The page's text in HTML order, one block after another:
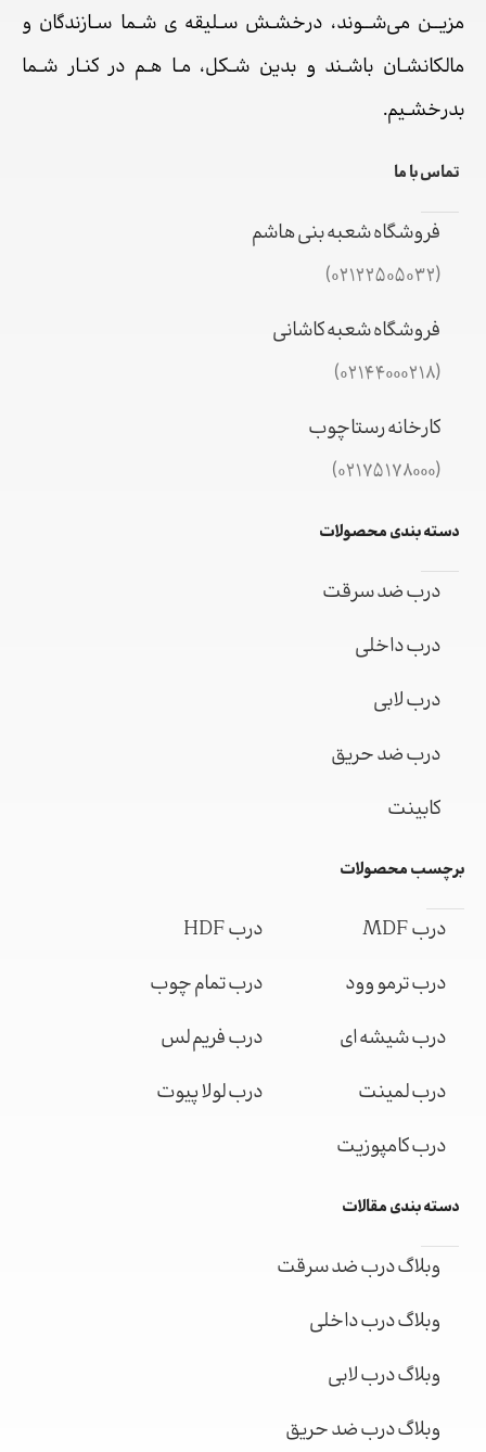
مزیــن می‌شــوند، درخشـش سـلیقه ی شـما سـازندگان و
مالکانشـان باشـند و بدین شـکل، مـا هـم در کنـار شـما
بدرخشـیم.
تماس با ما
فروشگاه شعبه بنی هاشم
(02122505032)
فروشگاه شعبه کاشانی
(02144000218)
کارخانه رستاچوب
(02175178000)
دسته بندی محصولات
درب ضد سرقت
درب داخلی
درب لابی
درب ضد حریق
کابینت
برچسب محصولات
درب MDF
درب HDF
درب ترمو وود
درب تمام چوب
درب شیشه ای
درب فریم لس
درب لمینت
درب لولا پیوت
درب کامپوزیت
دسته بندی مقالات
وبلاگ درب ضد سرقت
وبلاگ درب داخلی
وبلاگ درب لابی
وبلاگ درب ضد حریق